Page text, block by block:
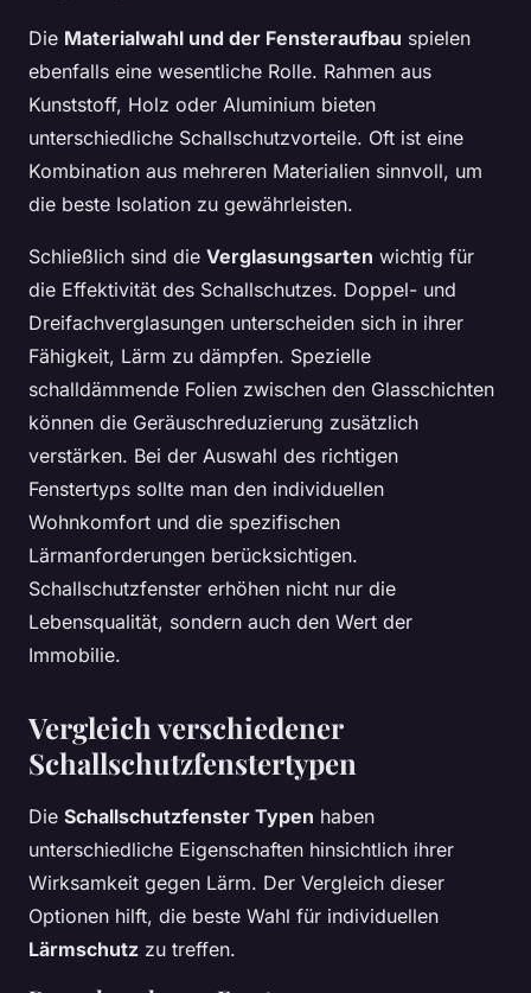
Die Materialwahl und der Fensteraufbau spielen
ebenfalls eine wesentliche Rolle. Rahmen aus
Kunststoff, Holz oder Aluminium bieten
unterschiedliche Schallschutzvorteile. Oft ist eine
Kombination aus mehreren Materialien sinnvoll, um
die beste Isolation zu gewährleisten.
Schließlich sind die Verglasungsarten wichtig für
die Effektivität des Schallschutzes. Doppel- und
Dreifachverglasungen unterscheiden sich in ihrer
Fähigkeit, Lärm zu dämpfen. Spezielle
schalldämmende Folien zwischen den Glasschichten
können die Geräuschreduzierung zusätzlich
verstärken. Bei der Auswahl des richtigen
Fenstertyps sollte man den individuellen
Wohnkomfort und die spezifischen
Lärmanforderungen berücksichtigen.
Schallschutzfenster erhöhen nicht nur die
Lebensqualität, sondern auch den Wert der
Immobilie.
Vergleich verschiedener
Schallschutzfenstertypen
Die Schallschutzfenster Typen haben
unterschiedliche Eigenschaften hinsichtlich ihrer
Wirksamkeit gegen Lärm. Der Vergleich dieser
Optionen hilft, die beste Wahl für individuellen
Lärmschutz zu treffen.